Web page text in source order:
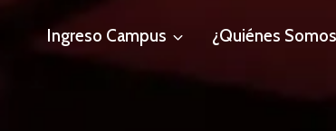
Ingreso Campus ¿Quiénes